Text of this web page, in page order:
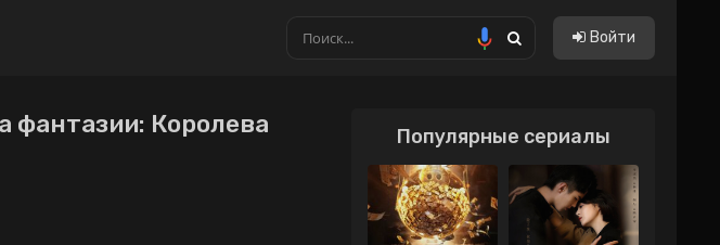
Криминал
Войти
фантазии: Королева
Популярные сериалы